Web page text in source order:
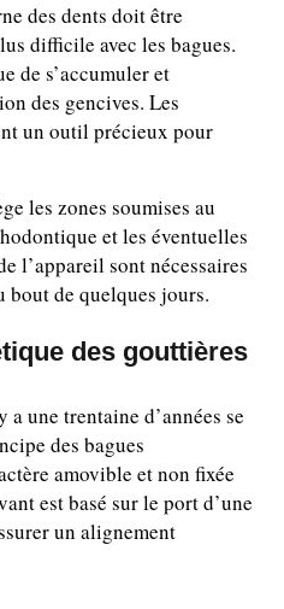
des dents doit être
difficile avec les bagues.
de s’accumuler et
des gencives. Les
un outil précieux pour
les zones soumises au
et les éventuelles
l’appareil sont nécessaires
bout de quelques jours.
des gouttières
une trentaine d’années se
des bagues
amovible et non fixée
est basé sur le port d’une
un alignement